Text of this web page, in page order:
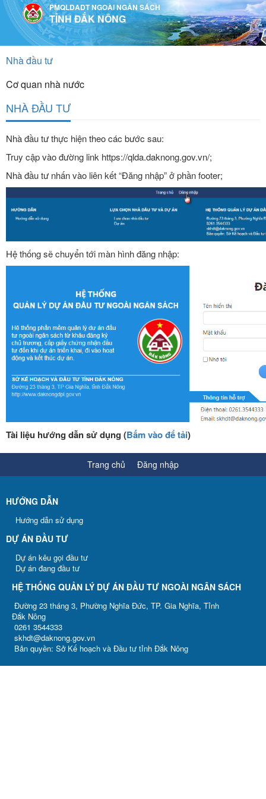
Truy cập nội dung luônPMQLDADT NGOÀI NGÂN SÁCH
TỈNH ĐẮK NÔNG
Tài liệu
Nhà đầu tư
Cơ quan nhà nước
NHÀ ĐẦU TƯ
Nhà đầu tư thực hiện theo các bước sau:
Truy cập vào đường link https://qlda.daknong.gov.vn/;
Nhà đầu tư nhấn vào liên kết “Đăng nhập” ở phần footer;
Hệ thống sẽ chuyển tới màn hình đăng nhập:
Tài liệu hướng dẫn sử dụng (Bấm vào để tải)
Trang chủ Đăng nhập
HƯỚNG DẪN
Hướng dẫn sử dụng
DỰ ÁN ĐẦU TƯ
Dự án kêu gọi đầu tư
Dự án đang đầu tư
HỆ THỐNG QUẢN LÝ DỰ ÁN ĐẦU TƯ NGOÀI NGÂN SÁCH
Đường 23 tháng 3, Phường Nghĩa Đức, TP. Gia Nghĩa, Tỉnh
Đắk Nông
0261 3544333
skhdt@daknong.gov.vn
Bản quyền: Sở Kế hoạch và Đầu tư tỉnh Đắk Nông